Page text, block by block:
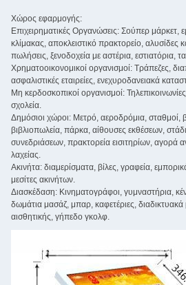
Χώρος εφαρμογής:
Επιχειρηματικές Οργανώσεις: Σούπερ μάρκετ,
κλίμακας, αποκλειστικό πρακτορείο, αλυσίδες
πωλήσεις, ξενοδοχεία με αστέρια, εστιατόρια,
Χρηματοοικονομικοί οργανισμοί: Τράπεζες,
ασφαλιστικές εταιρείες, ενεχυροδανειακά
Μη κερδοσκοπικοί οργανισμοί:
σχολεία.
Δημόσιοι χώροι: Μετρό, αεροδρόμια, σταθμοί,
βιβλιοπωλεία, πάρκα, αίθουσες εκθέσεων,
συνεδριάσεων, πρακτορεία εισιτηρίων, αγορά
λαχείας.
Ακινήτα: διαμερίσματα, βίλες, γραφεία,
μεσίτες ακινήτων.
Διασκέδαση: Κινηματογράφοι, γυμναστήρια,
δωμάτια μασάζ, μπαρ, καφετέριες,
αισθητικής, γήπεδο γκολφ.